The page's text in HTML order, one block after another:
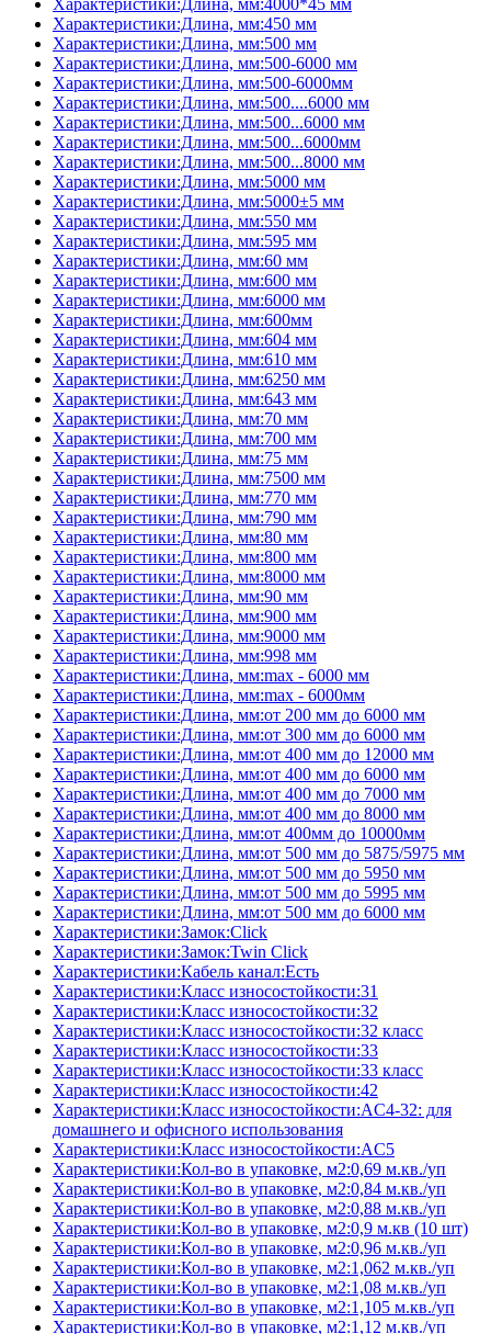
Характеристики:Длина, мм:4000*45 мм
Характеристики:Длина, мм:450 мм
Характеристики:Длина, мм:500 мм
Характеристики:Длина, мм:500-6000 мм
Характеристики:Длина, мм:500-6000мм
Характеристики:Длина, мм:500....6000 мм
Характеристики:Длина, мм:500...6000 мм
Характеристики:Длина, мм:500...6000мм
Характеристики:Длина, мм:500...8000 мм
Характеристики:Длина, мм:5000 мм
Характеристики:Длина, мм:5000±5 мм
Характеристики:Длина, мм:550 мм
Характеристики:Длина, мм:595 мм
Характеристики:Длина, мм:60 мм
Характеристики:Длина, мм:600 мм
Характеристики:Длина, мм:6000 мм
Характеристики:Длина, мм:600мм
Характеристики:Длина, мм:604 мм
Характеристики:Длина, мм:610 мм
Характеристики:Длина, мм:6250 мм
Характеристики:Длина, мм:643 мм
Характеристики:Длина, мм:70 мм
Характеристики:Длина, мм:700 мм
Характеристики:Длина, мм:75 мм
Характеристики:Длина, мм:7500 мм
Характеристики:Длина, мм:770 мм
Характеристики:Длина, мм:790 мм
Характеристики:Длина, мм:80 мм
Характеристики:Длина, мм:800 мм
Характеристики:Длина, мм:8000 мм
Характеристики:Длина, мм:90 мм
Характеристики:Длина, мм:900 мм
Характеристики:Длина, мм:9000 мм
Характеристики:Длина, мм:998 мм
Характеристики:Длина, мм:max - 6000 мм
Характеристики:Длина, мм:max - 6000мм
Характеристики:Длина, мм:от 200 мм до 6000 мм
Характеристики:Длина, мм:от 300 мм до 6000 мм
Характеристики:Длина, мм:от 400 мм до 12000 мм
Характеристики:Длина, мм:от 400 мм до 6000 мм
Характеристики:Длина, мм:от 400 мм до 7000 мм
Характеристики:Длина, мм:от 400 мм до 8000 мм
Характеристики:Длина, мм:от 400мм до 10000мм
Характеристики:Длина, мм:от 500 мм до 5875/5975 мм
Характеристики:Длина, мм:от 500 мм до 5950 мм
Характеристики:Длина, мм:от 500 мм до 5995 мм
Характеристики:Длина, мм:от 500 мм до 6000 мм
Характеристики:Замок:Click
Характеристики:Замок:Twin Click
Характеристики:Кабель канал:Есть
Характеристики:Класс износостойкости:31
Характеристики:Класс износостойкости:32
Характеристики:Класс износостойкости:32 класс
Характеристики:Класс износостойкости:33
Характеристики:Класс износостойкости:33 класс
Характеристики:Класс износостойкости:42
Характеристики:Класс износостойкости:AC4-32: для
домашнего и офисного использования
Характеристики:Класс износостойкости:AC5
Характеристики:Кол-во в упаковке, м2:0,69 м.кв./уп
Характеристики:Кол-во в упаковке, м2:0,84 м.кв./уп
Характеристики:Кол-во в упаковке, м2:0,88 м.кв./уп
Характеристики:Кол-во в упаковке, м2:0,9 м.кв (10 шт)
Характеристики:Кол-во в упаковке, м2:0,96 м.кв./уп
Характеристики:Кол-во в упаковке, м2:1,062 м.кв./уп
Характеристики:Кол-во в упаковке, м2:1,08 м.кв./уп
Характеристики:Кол-во в упаковке, м2:1,105 м.кв./уп
Характеристики:Кол-во в упаковке, м2:1,12 м.кв./уп